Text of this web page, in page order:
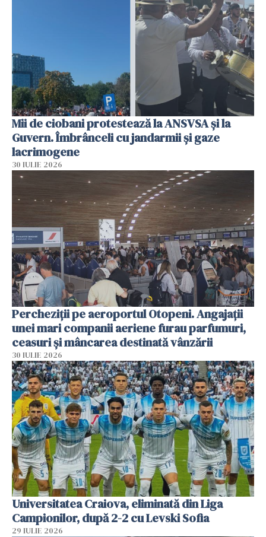
Mii de ciobani protestează la ANSVSA și la
Guvern. Îmbrânceli cu jandarmii și gaze
lacrimogene
30 IULIE 2026
Percheziții pe aeroportul Otopeni. Angajații
unei mari companii aeriene furau parfumuri,
ceasuri și mâncarea destinată vânzării
30 IULIE 2026
Universitatea Craiova, eliminată din Liga
Campionilor, după 2-2 cu Levski Sofia
29 IULIE 2026